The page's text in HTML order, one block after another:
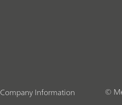
Company Information ©